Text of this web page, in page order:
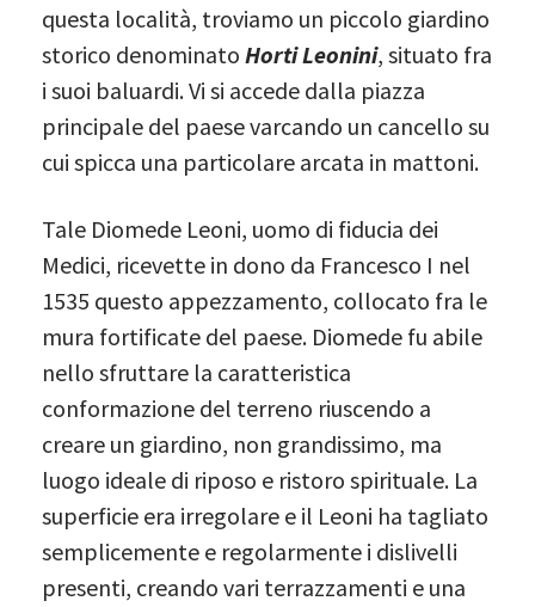
questa località, troviamo un piccolo giardino
storico denominato Horti Leonini, situato fra
i suoi baluardi. Vi si accede dalla piazza
principale del paese varcando un cancello su
cui spicca una particolare arcata in mattoni.
Tale Diomede Leoni, uomo di fiducia dei
Medici, ricevette in dono da Francesco I nel
1535 questo appezzamento, collocato fra le
mura fortificate del paese. Diomede fu abile
nello sfruttare la caratteristica
conformazione del terreno riuscendo a
creare un giardino, non grandissimo, ma
luogo ideale di riposo e ristoro spirituale. La
superficie era irregolare e il Leoni ha tagliato
semplicemente e regolarmente i dislivelli
presenti, creando vari terrazzamenti e una